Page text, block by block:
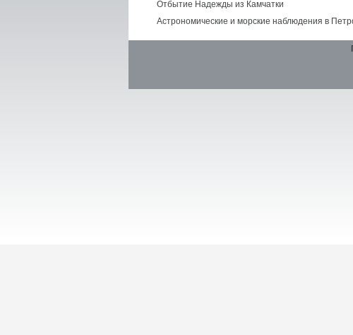
Отбытие Надежды из Камчатки
Астрономические и морские наблюдения в